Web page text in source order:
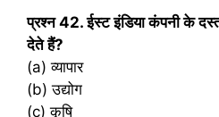
प्रश्‍न 42. ईस्‍ट इंडिया कंपनी के
देते हैं?
(a) व्यापार
(b) उद्योग
(c) कृषि